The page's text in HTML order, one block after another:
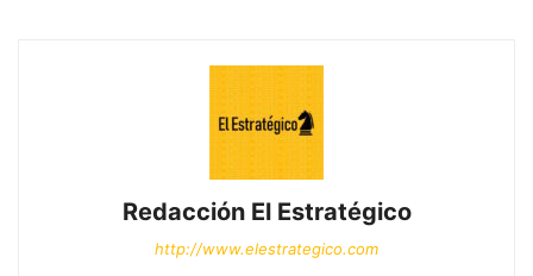
Redacción El Estratégico
http://www.elestrategico.com